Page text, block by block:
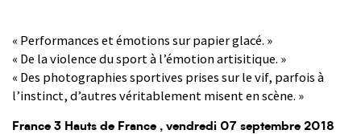
« Performances et émotions sur papier glacé. »
« De la violence du sport à l’émotion artisitique. »
« Des photographies sportives prises sur le vif, parfois à
l’instinct, d’autres véritablement misent en scène. »
France 3 Hauts de France , vendredi 07 septembre 2018